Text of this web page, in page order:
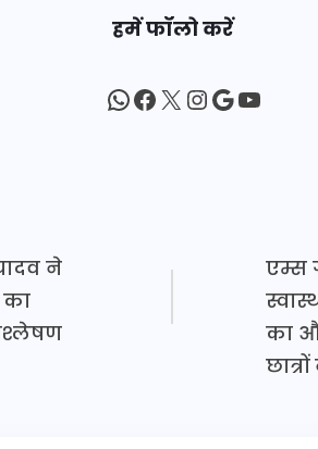
हमें फॉलो करें
WhatsApp
Facebook
X Instagram
Google
ने
का
एम्स
का
(25
क्या